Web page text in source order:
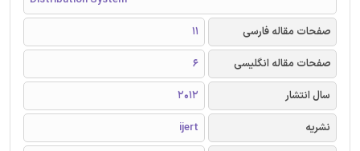
صفحات مقاله فارسی
11
صفحات مقاله انگلیسی
6
سال انتشار
2012
نشریه
ijert